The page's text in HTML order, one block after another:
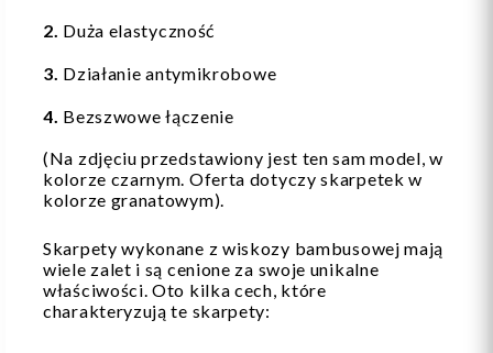
2. Duża elastyczność
3. Działanie antymikrobowe
4. Bezszwowe łączenie
(Na zdjęciu przedstawiony jest ten sam model, w
kolorze czarnym. Oferta dotyczy skarpetek w
kolorze granatowym).
Skarpety wykonane z wiskozy bambusowej mają
wiele zalet i są cenione za swoje unikalne
właściwości. Oto kilka cech, które
charakteryzują te skarpety: